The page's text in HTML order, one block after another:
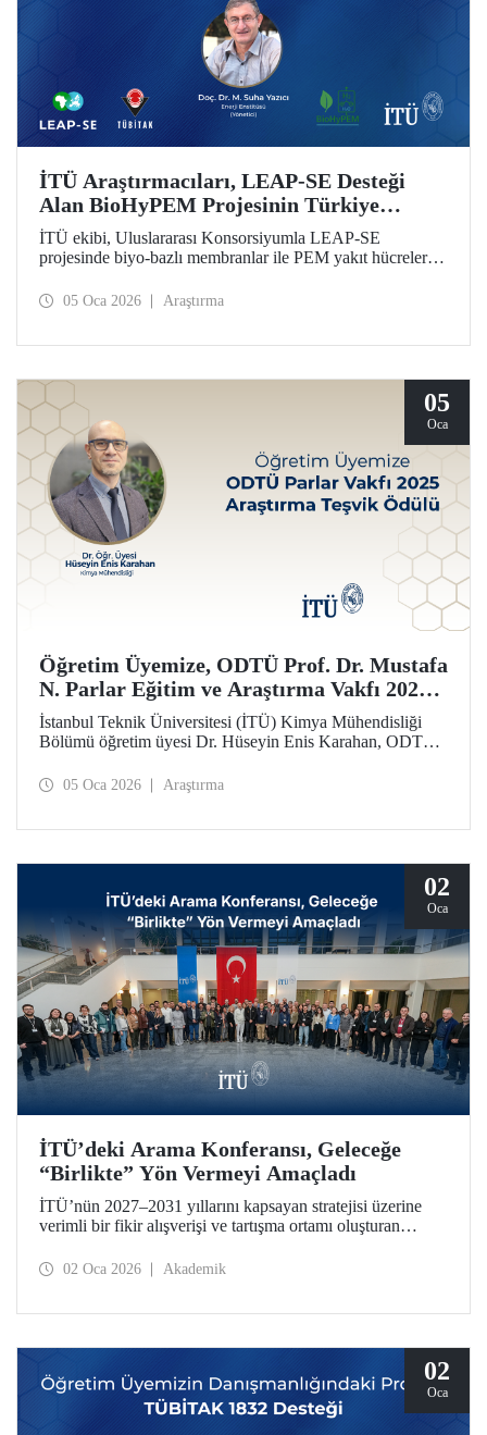
İTÜ Araştırmacıları, LEAP-SE Desteği
Alan BioHyPEM Projesinin Türkiye
Ekibini Oluşturdu
İTÜ ekibi, Uluslararası Konsorsiyumla LEAP-SE
projesinde biyo-bazlı membranlar ile PEM yakıt hücreleri
05 Oca 2026 Araştırma
05
Oca
Öğretim Üyemize, ODTÜ Prof. Dr. Mustafa
N. Parlar Eğitim ve Araştırma Vakfı 2025
Araştırma Teşvik Ödülü
İstanbul Teknik Üniversitesi (İTÜ) Kimya Mühendisliği
Bölümü öğretim üyesi Dr. Hüseyin Enis Karahan, ODTÜ
tarafından verilen 2025 Araştırma Teşvik Ödülü’ne layık
05 Oca 2026 Araştırma
02
Oca
İTÜ’deki Arama Konferansı, Geleceğe
“Birlikte” Yön Vermeyi Amaçladı
İTÜ’nün 2027–2031 yıllarını kapsayan stratejisi üzerine
verimli bir fikir alışverişi ve tartışma ortamı oluşturan
Yerleşkemizde düzenlendi.
02 Oca 2026 Akademik
02
Oca